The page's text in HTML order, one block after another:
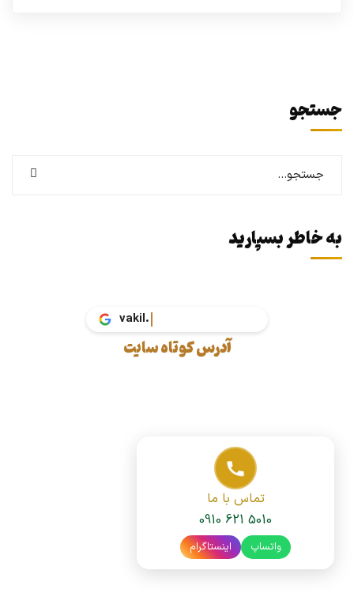
جستجو
به خاطر بسپارید
vakil.tax
آدرس کوتاه سایت
تماس با ما
0910 621 5010
واتساپ اینستاگرام